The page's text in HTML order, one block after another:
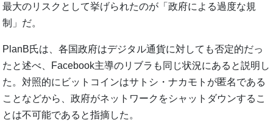
最大のリスクとして挙げられたのが「政府による過度な規
制」だ。
PlanB氏は、各国政府はデジタル通貨に対しても否定的だっ
たと述べ、Facebook主導のリブラも同じ状況にあると説明し
た。対照的にビットコインはサトシ・ナカモトが匿名である
ことなどから、政府がネットワークをシャットダウンするこ
とは不可能であると指摘した。